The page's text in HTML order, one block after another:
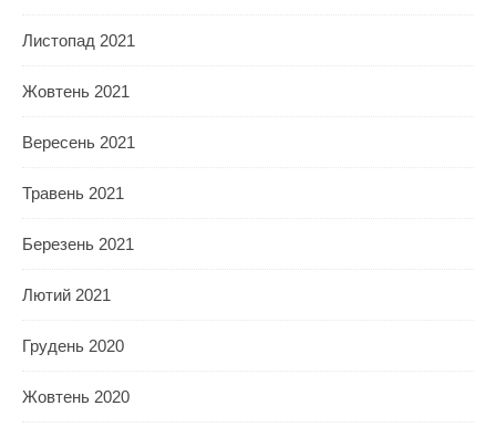
Листопад 2021
Жовтень 2021
Вересень 2021
Травень 2021
Березень 2021
Лютий 2021
Грудень 2020
Жовтень 2020